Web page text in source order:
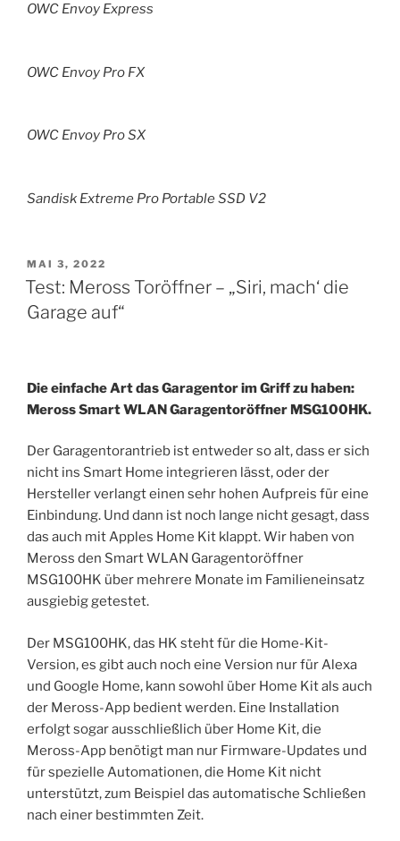
OWC Envoy Express
OWC Envoy Pro FX
OWC Envoy Pro SX
Sandisk Extreme Pro Portable SSD V2
VERÖFFENTLICHT
AM
MAI 3, 2022
Test: Meross Toröffner – „Siri, mach‘ die
Garage auf“
Die einfache Art das Garagentor im Griff zu haben:
Meross Smart WLAN Garagentoröffner MSG100HK.
Der Garagentorantrieb ist entweder so alt, dass er sich
nicht ins Smart Home integrieren lässt, oder der
Hersteller verlangt einen sehr hohen Aufpreis für eine
Einbindung. Und dann ist noch lange nicht gesagt, dass
das auch mit Apples Home Kit klappt. Wir haben von
Meross den Smart WLAN Garagentoröffner
MSG100HK über mehrere Monate im Familieneinsatz
ausgiebig getestet.
Der MSG100HK, das HK steht für die Home-Kit-
Version, es gibt auch noch eine Version nur für Alexa
und Google Home, kann sowohl über Home Kit als auch
der Meross-App bedient werden. Eine Installation
erfolgt sogar ausschließlich über Home Kit, die
Meross-App benötigt man nur Firmware-Updates und
für spezielle Automationen, die Home Kit nicht
unterstützt, zum Beispiel das automatische Schließen
nach einer bestimmten Zeit.